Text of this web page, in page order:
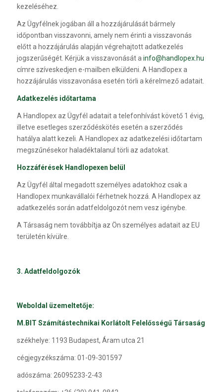
kezeléséhez.
Az Ügyfélnek jogában áll a hozzájárulását bármely
időpontban visszavonni, amely nem érinti a visszavonás
előtt a hozzájárulás alapján végrehajtott adatkezelés
jogszerűségét. Kérjük a visszavonását ainfo@handlopex.hu
címre szíveskedjen e-mailben elküldeni. A Handlopex a
hozzájárulás visszavonása esetén törli a kérelmező adatait.
Adatkezelés időtartama
A Handlopex az Ügyfél adatait a telefonhívást követő 1 évig,
illetve esetleges szerződéskötés esetén a szerződés
hatálya alatt kezeli. A Handlopex az adatkezelési időtartam
megszűnésekor haladéktalanul törli az adatokat.
Hozzáférések Handlopexen belül
Az Ügyfél által megadott személyes adatokhoz csak a
Handlopex munkavállalói férhetnek hozzá. A Handlopex az
adatkezelés során adatfeldolgozót nem vesz igénybe.
A Társaság nem továbbítja az Ön személyes adatait az EU
területén kívülre.
3. Adatfeldolgozók
Weboldal üzemeltetője:
M.BIT Számítástechnikai Korlátolt Felelősségű Társaság
székhelye: 1193 Budapest, Áram utca 21
cégjegyzékszáma: 01-09-301597
adószáma: 26095233-2-43